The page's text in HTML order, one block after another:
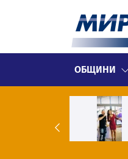
ОБЩИНИ